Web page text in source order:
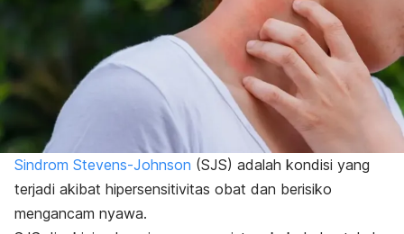
Sindrom Stevens-Johnson (SJS) adalah kondisi yang
terjadi akibat hipersensitivitas obat dan berisiko
mengancam nyawa.